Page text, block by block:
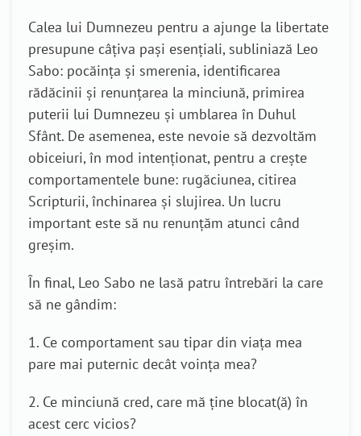
Calea lui Dumnezeu pentru a ajunge la libertate
presupune câțiva pași esențiali, subliniază Leo
Sabo: pocăința și smerenia, identificarea
rădăcinii și renunțarea la minciună, primirea
puterii lui Dumnezeu și umblarea în Duhul
Sfânt. De asemenea, este nevoie să dezvoltăm
obiceiuri, în mod intenționat, pentru a crește
comportamentele bune: rugăciunea, citirea
Scripturii, închinarea și slujirea. Un lucru
important este să nu renunțăm atunci când
greșim.
În final, Leo Sabo ne lasă patru întrebări la care
să ne gândim:
1. Ce comportament sau tipar din viața mea
pare mai puternic decât voința mea?
2. Ce minciună cred, care mă ține blocat(ă) în
acest cerc vicios?